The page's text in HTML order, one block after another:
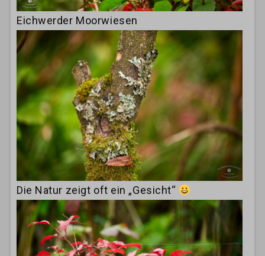
Eichwerder Moorwiesen
Die Natur zeigt oft ein „Gesicht“